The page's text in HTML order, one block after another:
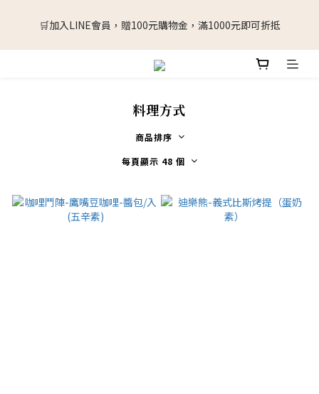
🛒加入LINE會員，贈100元購物金，滿1000元即可折抵
🛒加入LINE會員，贈100元購物金，滿1000元即可折抵
擔心看到折扣但是冰箱冰不下嗎? 下單後可以延後2~4周出貨(請在
料理方式
商品排序
每頁顯示 48 個